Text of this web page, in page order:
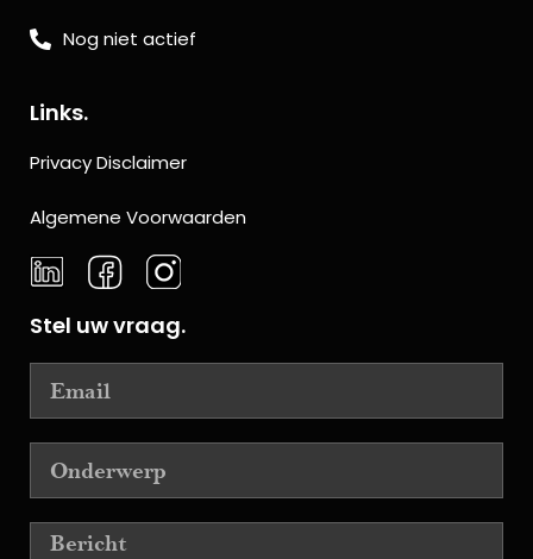
Nog niet actief
Links.
Privacy Disclaimer
Algemene Voorwaarden
Stel uw vraag.